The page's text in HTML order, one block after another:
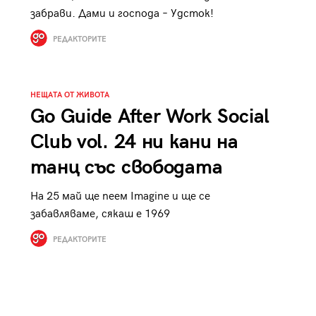
забрави. Дами и господа – Удсток!
РЕДАКТОРИТЕ
НЕЩАТА ОТ ЖИВОТА
Go Guide After Work Social
Club vol. 24 ни кани на
танц със свободата
На 25 май ще пеем Imagine и ще се
забавляваме, сякаш е 1969
РЕДАКТОРИТЕ
Tender is the Wine – Какво
се пие на Лазурния бряг
29 /29